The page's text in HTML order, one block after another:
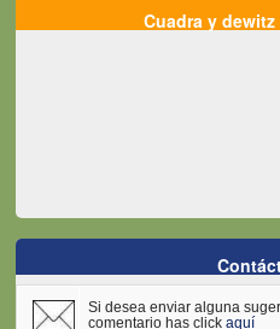
Cuadra y
Si desea enviar alguna
comentario has clickaquí